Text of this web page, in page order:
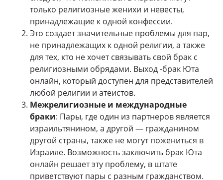
только религиозные женихи и невесты,
принадлежащие к одной конфессии.
Это создает значительные проблемы для пар,
не принадлежащих к одной религии, а также
для тех, кто не хочет связывать свой брак с
религиозными обрядами. Выход -брак Юта
онлайн, который доступен для представителей
любой религии и атеистов.
Межрелигиозные и международные
браки: Пары, где один из партнеров является
израильтянином, а другой — гражданином
другой страны, также не могут пожениться в
Израиле. Возможность заключить брак Юта
онлайн решает эту проблему, в штате
приветствуют пары с разным гражданством.